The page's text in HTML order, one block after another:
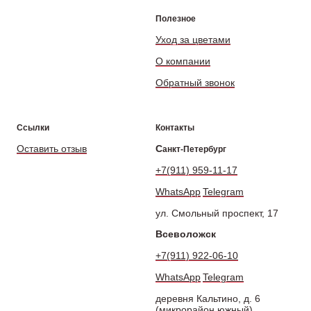
Полезное
Уход за цветами
О компании
Обратный звонок
Ссылки
Оставить отзыв
Контакты
Санкт-Петербург
+7(911) 959-11-17
WhatsAppTelegram
ул. Смольный проспект, 17
Всеволожск
+7(911) 922-06-10
WhatsAppTelegram
деревня Кальтино, д. 6